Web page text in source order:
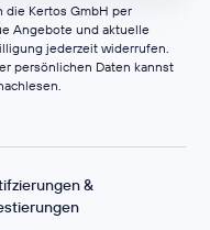
die Kertos GmbH per
Angebote und aktuelle
jederzeit widerrufen.
persönlichen Daten kannst
&